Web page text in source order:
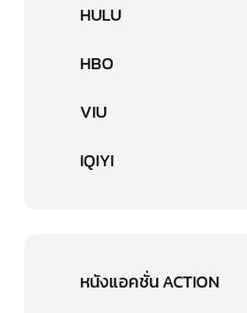
HULU
HBO
VIU
IQIYI
หนังแอคชั่น ACTION